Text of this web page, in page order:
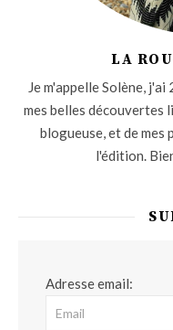
LA
Je m'appelle Solène,
mes belles découvertes
blogueuse, et de mes
l'édition.
Adresse email: